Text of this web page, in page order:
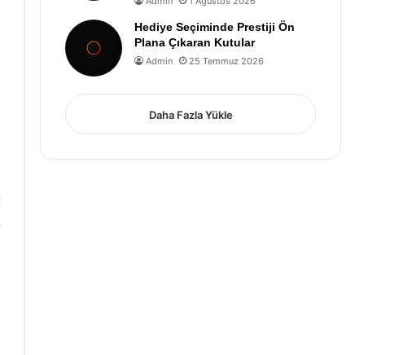
Hediye Seçiminde Prestiji Ön
Plana Çıkaran Kutular
Admin 25 Temmuz 2026
Daha Fazla Yükle